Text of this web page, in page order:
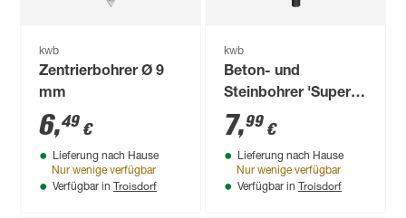
kwb
Zentrierbohrer Ø 9
mm
6,49 €
Lieferung nach Hause
Nur wenige verfügbar
Verfügbar in Troisdorf
kwb
Beton- und
Steinbohrer 'Super
Rocker'
Sechskantschaft Ø 4
mm
7,99 €
Lieferung nach Hause
Nur wenige verfügbar
Verfügbar in Troisdorf